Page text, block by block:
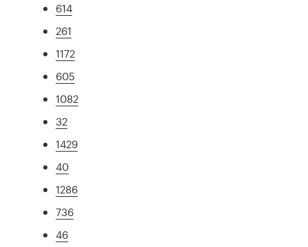
614
261
1172
605
1082
32
1429
40
1286
736
46